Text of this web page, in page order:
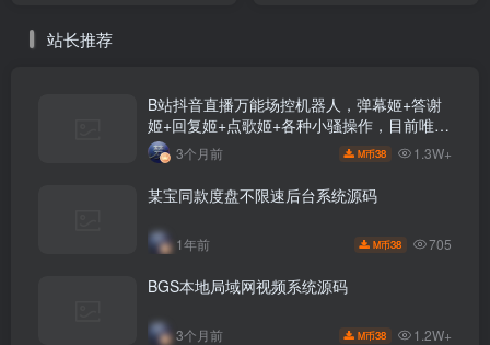
站长推荐
B站抖音直播万能场控机器人，弹幕姬+答谢
姬+回复姬+点歌姬+各种小骚操作，目前唯一
可编程机器人
3个月前 M币38 1.3W+
某宝同款度盘不限速后台系统源码
1年前 M币38 705
BGS本地局域网视频系统源码
3个月前 M币38 1.2W+